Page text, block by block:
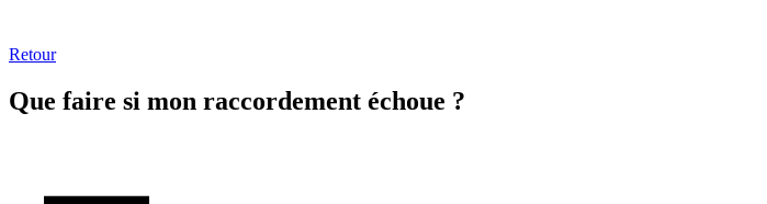
Retour
Que faire si mon raccordement échoue ?